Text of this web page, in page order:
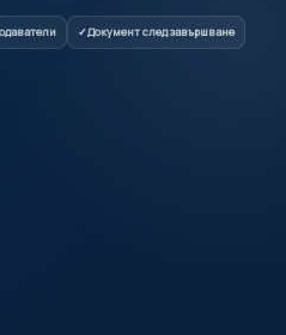
Документ след завършване